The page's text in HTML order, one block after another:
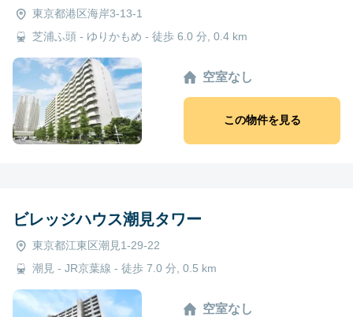
東京都港区海岸3-13-1
芝浦ふ頭 - ゆりかもめ - 徒歩 6.0 分, 0.4 km
空室なし
この物件を見る
ビレッジハウス潮見タワー
東京都江東区潮見1-29-22
潮見 - JR京葉線 - 徒歩 7.0 分, 0.5 km
空室なし